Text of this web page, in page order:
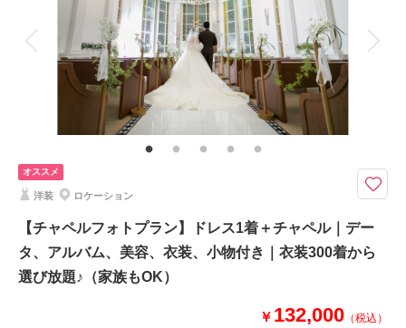
衣装追加 会食 挙式
家族と撮影 家族用衣装レンタル ペットと撮影
新郎２点 新婦３点 和洋から自由に選べる 充実の20Pアルバム データ
新郎様：タキシード、紋付袴から２着
新婦様：ウェディングドレス、カラードレス、色打掛、白無垢から３着
山形屋ブライダルサロンが誇る、ブランドドレスや高級和装・最新作の衣裳
まで500着以上が制限なしに選べるプレミアムなプランです。
相談予約する
来店・オンライン
撮影日の空き
オススメ
洋装 ロケーション
【チャペルフォトプラン】ドレス1着＋チャペル｜デー
タ、アルバム、美容、衣装、小物付き｜衣装300着から
選び放題♪（家族もOK）
￥ 132,000 （税込）